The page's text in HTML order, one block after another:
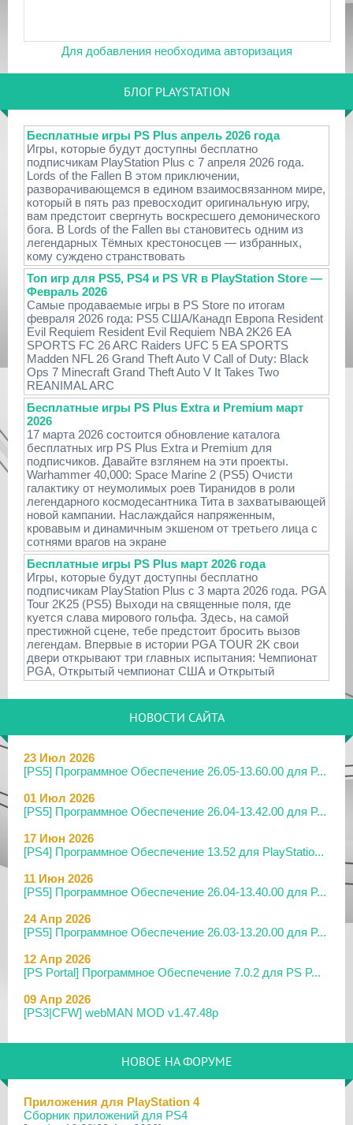
Для добавления необходима авторизация
БЛОГ PLAYSTATION
Бесплатные игры PS Plus апрель 2026 года
Игры, которые будут доступны бесплатно
подписчикам PlayStation Plus с 7 апреля 2026 года.
Lords of the Fallen В этом приключении,
разворачивающемся в едином взаимосвязанном мире,
который в пять раз превосходит оригинальную игру,
вам предстоит свергнуть воскресшего демонического
бога. В Lords of the Fallen вы становитесь одним из
легендарных Тёмных крестоносцев — избранных,
кому суждено странствовать
Топ игр для PS5, PS4 и PS VR в PlayStation Store —
Февраль 2026
Самые продаваемые игры в PS Store по итогам
февраля 2026 года: PS5 США/Канадп Европа Resident
Evil Requiem Resident Evil Requiem NBA 2K26 EA
SPORTS FC 26 ARC Raiders UFC 5 EA SPORTS
Madden NFL 26 Grand Theft Auto V Call of Duty: Black
Ops 7 Minecraft Grand Theft Auto V It Takes Two
REANIMAL ARC
Бесплатные игры PS Plus Extra и Premium март
2026
17 марта 2026 состоится обновление каталога
бесплатных игр PS Plus Extra и Premium для
подписчиков. Давайте взглянем на эти проекты.
Warhammer 40,000: Space Marine 2 (PS5) Очисти
галактику от неумолимых роев Тиранидов в роли
легендарного космодесантника Тита в захватывающей
новой кампании. Наслаждайся напряженным,
кровавым и динамичным экшеном от третьего лица с
сотнями врагов на экране
Бесплатные игры PS Plus март 2026 года
Игры, которые будут доступны бесплатно
подписчикам PlayStation Plus с 3 марта 2026 года. PGA
Tour 2K25 (PS5) Выходи на священные поля, где
куется слава мирового гольфа. Здесь, на самой
престижной сцене, тебе предстоит бросить вызов
легендам. Впервые в истории PGA TOUR 2K свои
двери открывают три главных испытания: Чемпионат
PGA, Открытый чемпионат США и Открытый
НОВОСТИ САЙТА
23 Июл 2026
[PS5] Программное Обеспечение 26.05-13.60.00 для P...
01 Июл 2026
[PS5] Программное Обеспечение 26.04-13.42.00 для P...
17 Июн 2026
[PS4] Программное Обеспечение 13.52 для PlayStatio...
11 Июн 2026
[PS5] Программное Обеспечение 26.04-13.40.00 для P...
24 Апр 2026
[PS5] Программное Обеспечение 26.03-13.20.00 для P...
12 Апр 2026
[PS Portal] Программное Обеспечение 7.0.2 для PS P...
09 Апр 2026
[PS3|CFW] webMAN MOD v1.47.48p
19 Мар 2026
18 Мар 2026
НОВОЕ НА ФОРУМЕ
Приложения для PlayStation 4
Сборник приложений для PS4